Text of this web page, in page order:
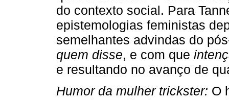
do contexto social. Para
epistemologias feministas
semelhantes advindas do
quem disse, e com que
e resultando no avanço de
Humor da mulher trickster: O